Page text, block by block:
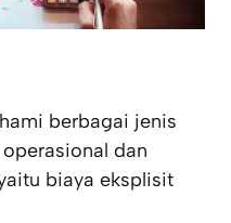
berbagai jenis
dan
biaya eksplisit